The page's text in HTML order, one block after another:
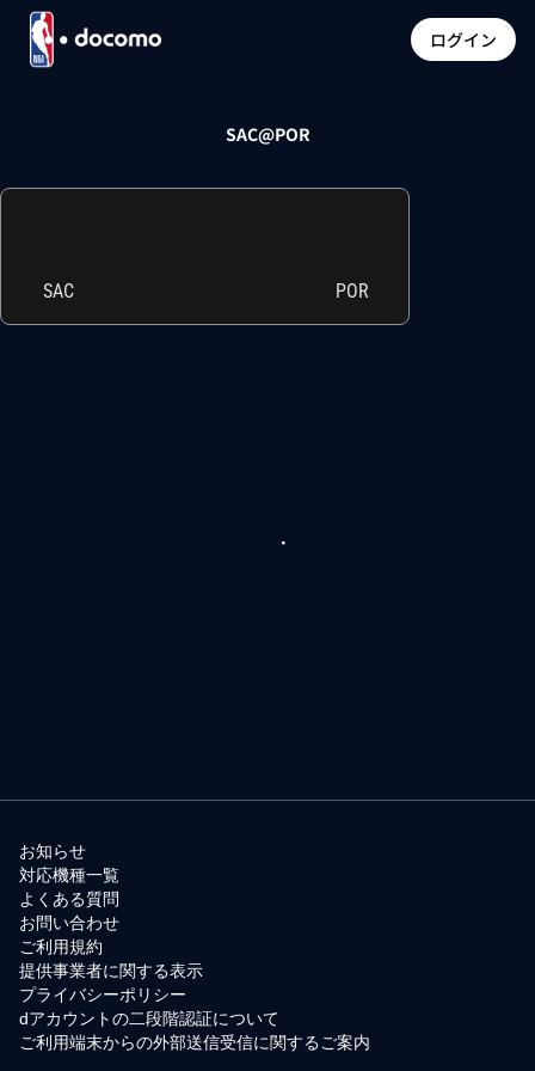
ログイン
SAC@POR
SAC POR
お知らせ
対応機種一覧
よくある質問
お問い合わせ
ご利用規約
提供事業者に関する表示
プライバシーポリシー
dアカウントの二段階認証について
ご利用端末からの外部送信受信に関するご案内